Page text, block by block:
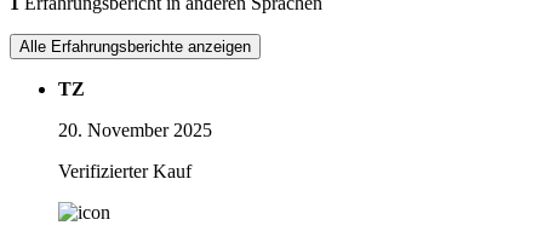
Alle Erfahrungsberichte anzeigen
TZ
20. November 2025
Verifizierter Kauf